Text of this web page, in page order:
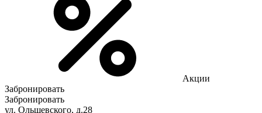
Акции
Забронировать
Забронировать
ул. Ольшевского, д.28